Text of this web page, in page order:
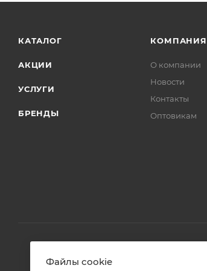
Код товара
45230.20
Германия
Кран
СтильФайлы cookie